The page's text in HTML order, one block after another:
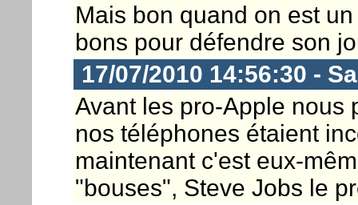
Mais bon quand on est
bons pour défendre son
17/07/2010 14:56:30 -
Avant les pro-Apple nous
nos téléphones étaient
maintenant c'est eux-
"bouses", Steve Jobs le